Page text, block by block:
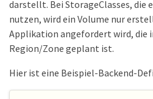
darstellt. Bei StorageClasses, die
nutzen, wird ein Volume nur
Applikation angefordert wird, die
Region/Zone geplant ist.
Hier ist eine Beispiel-Backend-